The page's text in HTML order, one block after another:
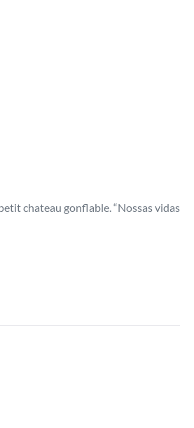
chateau gonflable. “Nossas vidas